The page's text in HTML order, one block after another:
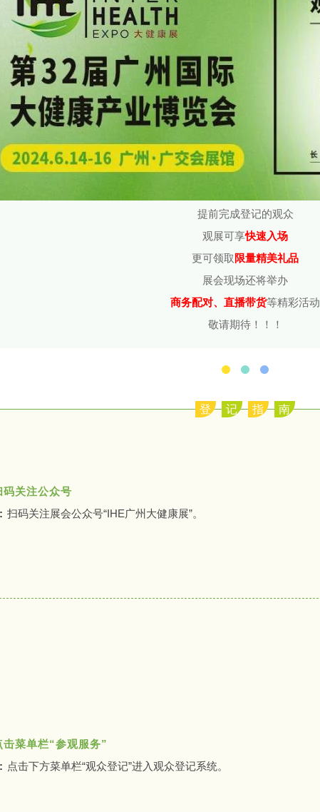
提前完成登记的观众
观展可享快速入场
更可领取 限量精美礼品
展会现场还将举办
商务配对、直播带货等精彩活动
敬请期待！！！
登 记 指 南
码关注公众号
扫码关注展会公众号“IHE广州大健康展”。
击菜单栏“参观服务”
点击下方菜单栏“观众登记”进入观众登记系统。